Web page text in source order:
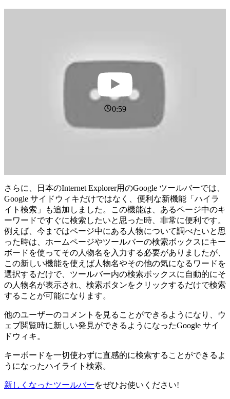
0:59
さらに、日本のInternet Explorer用のGoogle ツールバーでは、
Google サイドウィキだけではなく、便利な新機能「ハイラ
イト検索」も追加しました。この機能は、あるページ中のキ
ーワードですぐに検索したいと思った時、非常に便利です。
例えば、今まではページ中にある人物について調べたいと思
った時は、ホームページやツールバーの検索ボックスにキー
ボードを使ってその人物名を入力する必要がありましたが、
この新しい機能を使えば人物名やその他の気になるワードを
選択するだけで、ツールバー内の検索ボックスに自動的にそ
の人物名が表示され、検索ボタンをクリックするだけで検索
することが可能になります。
他のユーザーのコメントを見ることができるようになり、ウ
ェブ閲覧時に新しい発見ができるようになったGoogle サイ
ドウィキ。
キーボードを一切使わずに直感的に検索することができるよ
うになったハイライト検索。
新しくなったツールバーをぜひお使いください!